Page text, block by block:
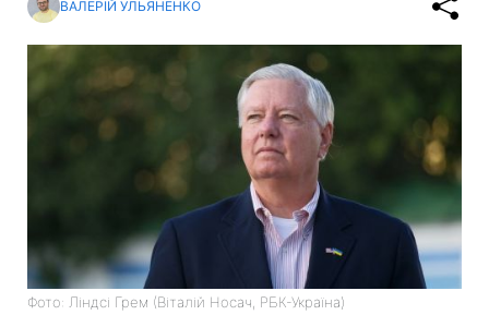
ВАЛЕРІЙ УЛЬЯНЕНКО
Фото: Ліндсі Грем (Віталій Носач, РБК-Україна)